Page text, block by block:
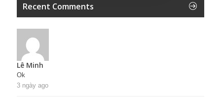
Recent Comments
Lê Minh
Ok
3 ngày ago